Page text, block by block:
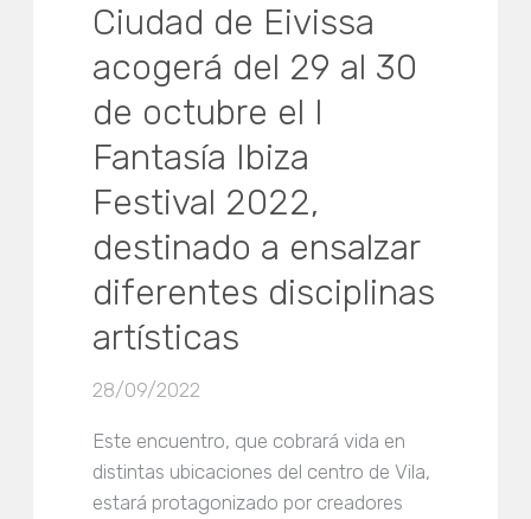
Ciudad de Eivissa
acogerá del 29 al 30
de octubre el I
Fantasía Ibiza
Festival 2022,
destinado a ensalzar
diferentes disciplinas
artísticas
28/09/2022
Este encuentro, que cobrará vida en
distintas ubicaciones del centro de Vila,
estará protagonizado por creadores